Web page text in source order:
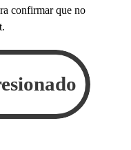
confirmar que no